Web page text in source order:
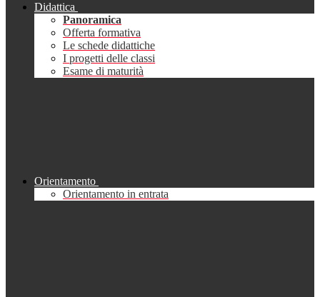
Didattica
Panoramica
Offerta formativa
Le schede didattiche
I progetti delle classi
Esame di maturità
Orientamento
Orientamento in entrata